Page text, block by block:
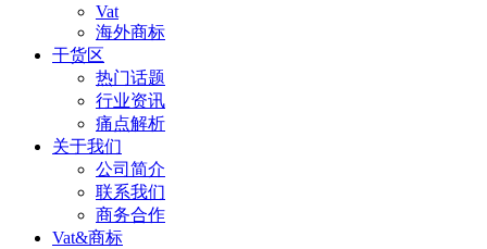
Vat
海外商标
干货区
热门话题
行业资讯
痛点解析
关于我们
公司简介
联系我们
商务合作
Vat&商标